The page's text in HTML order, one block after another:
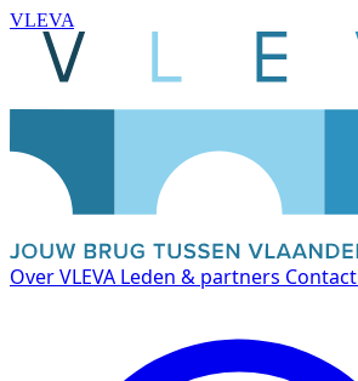
VLEVA
Over VLEVA Leden & partners Contact